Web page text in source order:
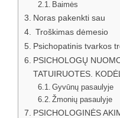
Baimės
Noras pakenkti sau
Troškimas dėmesio
Psichopatinis tvarkos
PSICHOLOGŲ
TATUIRUOTES.
Gyvūnų pasaulyje
Žmonių pasaulyje
PSICHOLOGINĖS